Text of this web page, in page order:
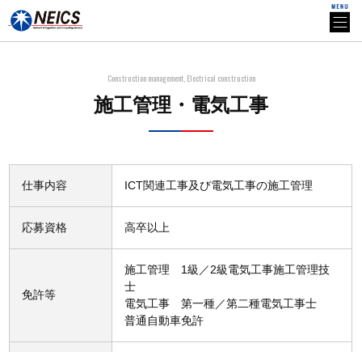
Construction management, Electrical construction
施工管理・電気工事
仕事内容 ICT関連工事及び電気工事の施工管理
応募資格 高卒以上
免許等
施工管理 1級／2級電気工事施工管理技
士
電気工事 第一種／第二種電気工事士
普通自動車免許